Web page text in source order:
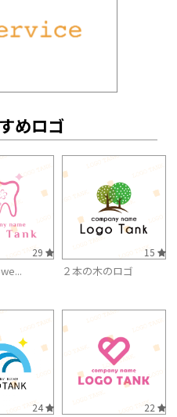
めロゴ
29 15
２本の木のロゴ
24 22